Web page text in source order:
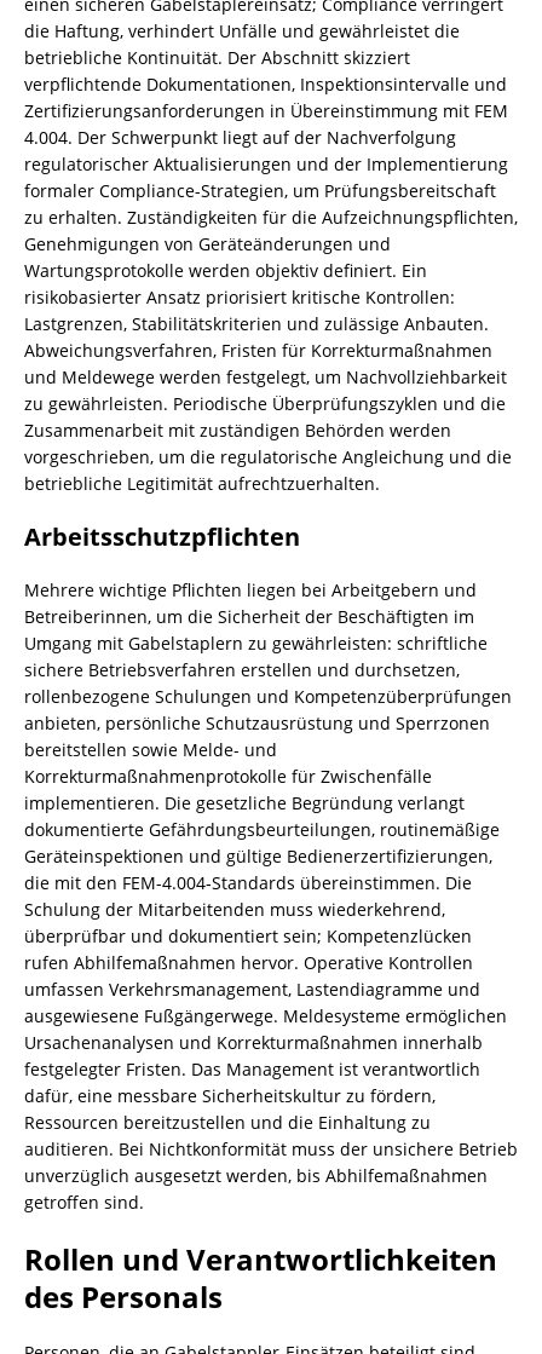
die Haftung, verhindert Unfälle und gewährleistet die
betriebliche Kontinuität. Der Abschnitt skizziert
verpflichtende Dokumentationen, Inspektionsintervalle und
Zertifizierungsanforderungen in Übereinstimmung mit FEM
4.004. Der Schwerpunkt liegt auf der Nachverfolgung
regulatorischer Aktualisierungen und der Implementierung
formaler Compliance-Strategien, um Prüfungsbereitschaft
zu erhalten. Zuständigkeiten für die Aufzeichnungspflichten,
Genehmigungen von Geräteänderungen und
Wartungsprotokolle werden objektiv definiert. Ein
risikobasierter Ansatz priorisiert kritische Kontrollen:
Lastgrenzen, Stabilitätskriterien und zulässige Anbauten.
Abweichungsverfahren, Fristen für Korrekturmaßnahmen
und Meldewege werden festgelegt, um Nachvollziehbarkeit
zu gewährleisten. Periodische Überprüfungszyklen und die
Zusammenarbeit mit zuständigen Behörden werden
vorgeschrieben, um die regulatorische Angleichung und die
betriebliche Legitimität aufrechtzuerhalten.
Arbeitsschutzpflichten
Mehrere wichtige Pflichten liegen bei Arbeitgebern und
Betreiberinnen, um die Sicherheit der Beschäftigten im
Umgang mit Gabelstaplern zu gewährleisten: schriftliche
sichere Betriebsverfahren erstellen und durchsetzen,
rollenbezogene Schulungen und Kompetenzüberprüfungen
anbieten, persönliche Schutzausrüstung und Sperrzonen
bereitstellen sowie Melde- und
Korrekturmaßnahmenprotokolle für Zwischenfälle
implementieren. Die gesetzliche Begründung verlangt
dokumentierte Gefährdungsbeurteilungen, routinemäßige
Geräteinspektionen und gültige Bedienerzertifizierungen,
die mit den FEM-4.004‑Standards übereinstimmen. Die
Schulung der Mitarbeitenden muss wiederkehrend,
überprüfbar und dokumentiert sein; Kompetenzlücken
rufen Abhilfemaßnahmen hervor. Operative Kontrollen
umfassen Verkehrsmanagement, Lastendiagramme und
ausgewiesene Fußgängerwege. Meldesysteme ermöglichen
Ursachenanalysen und Korrekturmaßnahmen innerhalb
festgelegter Fristen. Das Management ist verantwortlich
dafür, eine messbare Sicherheitskultur zu fördern,
Ressourcen bereitzustellen und die Einhaltung zu
auditieren. Bei Nichtkonformität muss der unsichere Betrieb
unverzüglich ausgesetzt werden, bis Abhilfemaßnahmen
getroffen sind.
Rollen und Verantwortlichkeiten
des Personals